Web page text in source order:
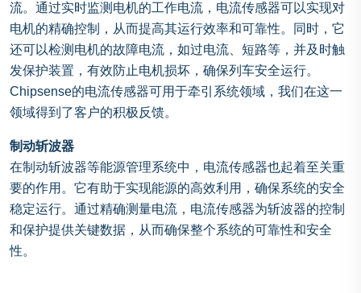
流。通过实时监测电机的工作电流，电流传感器可以实现对
电机的精确控制，从而提高其运行效率和可靠性。同时，它
还可以检测电机的故障电流，如过电流、短路等，并及时触
发保护装置，有效防止电机损坏，确保列车安全运行。
Chipsense的电流传感器可用于牵引系统领域，我们在这一
领域得到了客户的积极反馈。
制动斩波器
在制动斩波器等能源管理系统中，电流传感器也起着至关重
要的作用。它有助于实现能源的高效利用，确保系统的安全
稳定运行。通过精确测量电流，电流传感器为斩波器的控制
和保护提供关键数据，从而确保整个系统的可靠性和安全
性。